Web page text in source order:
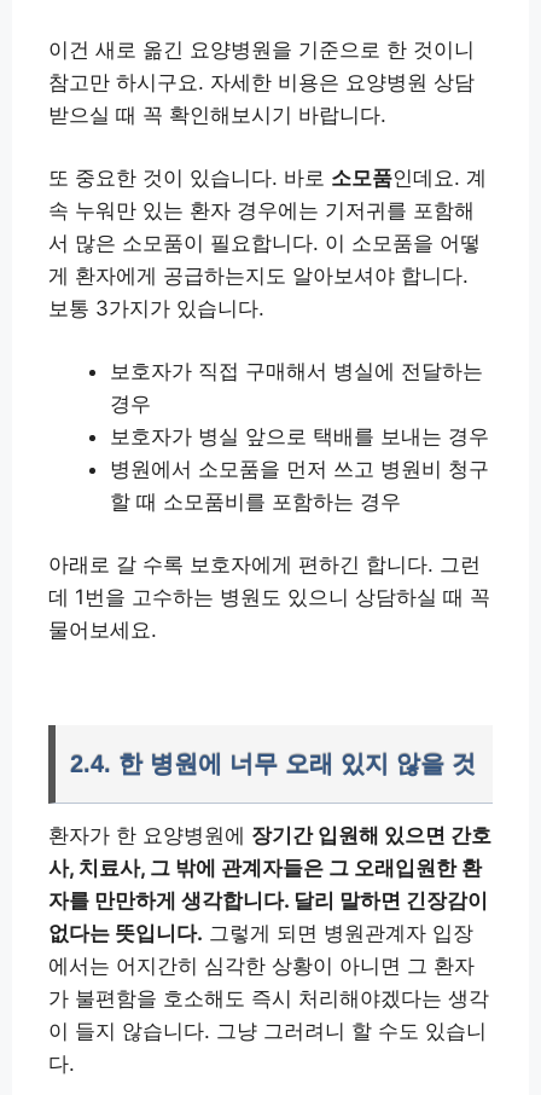
이건 새로 옮긴 요양병원을 기준으로 한 것이니
참고만 하시구요. 자세한 비용은 요양병원 상담
받으실 때 꼭 확인해보시기 바랍니다.
또 중요한 것이 있습니다. 바로 소모품인데요. 계
속 누워만 있는 환자 경우에는 기저귀를 포함해
서 많은 소모품이 필요합니다. 이 소모품을 어떻
게 환자에게 공급하는지도 알아보셔야 합니다.
보통 3가지가 있습니다.
보호자가 직접 구매해서 병실에 전달하는
경우
보호자가 병실 앞으로 택배를 보내는 경우
병원에서 소모품을 먼저 쓰고 병원비 청구
할 때 소모품비를 포함하는 경우
아래로 갈 수록 보호자에게 편하긴 합니다. 그런
데 1번을 고수하는 병원도 있으니 상담하실 때 꼭
물어보세요.
2.4. 한 병원에 너무 오래 있지 않을 것
환자가 한 요양병원에 장기간 입원해 있으면 간호
사, 치료사, 그 밖에 관계자들은 그 오래입원한 환
자를 만만하게 생각합니다. 달리 말하면 긴장감이
없다는 뜻입니다. 그렇게 되면 병원관계자 입장
에서는 어지간히 심각한 상황이 아니면 그 환자
가 불편함을 호소해도 즉시 처리해야겠다는 생각
이 들지 않습니다. 그냥 그러려니 할 수도 있습니
다.